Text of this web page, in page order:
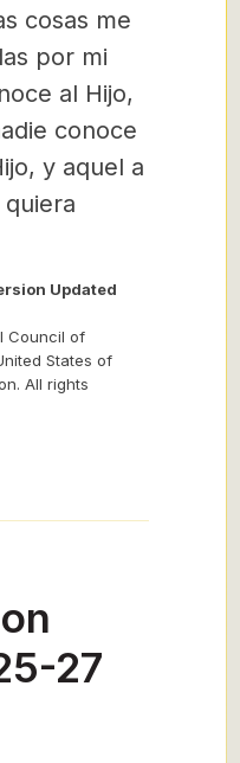
cosas me
por mi
al Hijo,
conoce
y aquel a
Updated
Council of
States of
All rights
27